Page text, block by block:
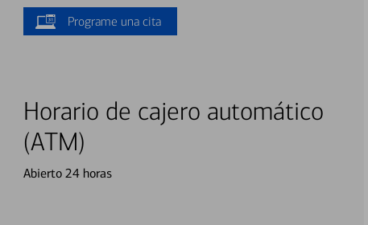
Programe una cita
Horario de cajero automático
(ATM)
Abierto 24 horas